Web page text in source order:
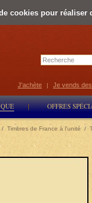
cookies pour réaliser
OFFRES
J'achète | Je vends
/ Timbres de France à l'unité /